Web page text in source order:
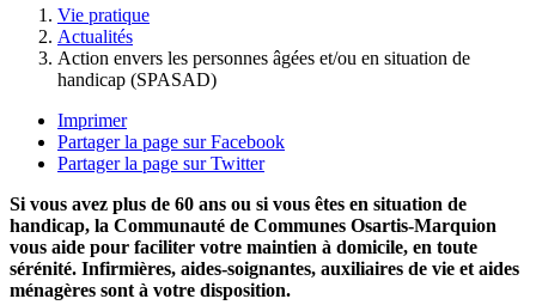
Vie pratique
Actualités
Action envers les personnes âgées et/ou en situation de
handicap (SPASAD)
Imprimer
Partager la page sur Facebook
Partager la page sur Twitter
Si vous avez plus de 60 ans ou si vous êtes en situation de
handicap, la Communauté de Communes Osartis-Marquion
vous aide pour faciliter votre maintien à domicile, en toute
sérénité. Infirmières, aides-soignantes, auxiliaires de vie et aides
ménagères sont à votre disposition.